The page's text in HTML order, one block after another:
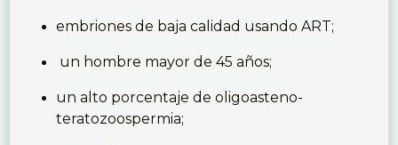
embriones de baja calidad usando ART;
un hombre mayor de 45 años;
un alto porcentaje de oligoasteno-
teratozoospermia;